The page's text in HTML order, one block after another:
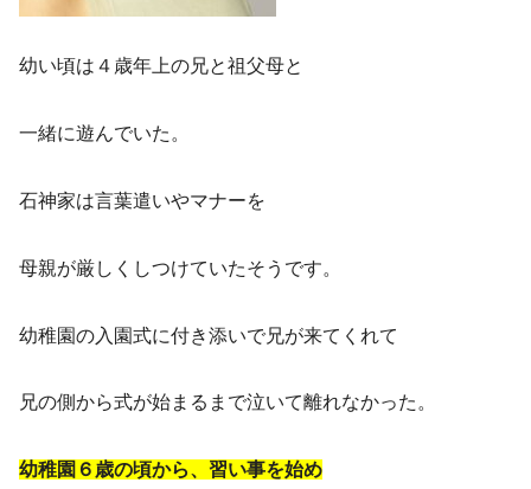
幼い頃は４歳年上の兄と祖父母と
一緒に遊んでいた。
石神家は言葉遣いやマナーを
母親が厳しくしつけていたそうです。
幼稚園の入園式に付き添いで兄が来てくれて
兄の側から式が始まるまで泣いて離れなかった。
幼稚園６歳の頃から、習い事を始め